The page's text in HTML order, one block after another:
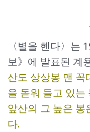
〈별을 헨다〉는
보》에 발표된 계
산도 상상봉 맨
을 돋워 들고 있는
앞산의 그 높은 봉
다.